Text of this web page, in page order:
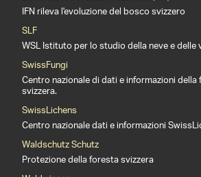
IFN rileva l'evoluzione del bosco svizzero
SLF
WSL Istituto per lo studio della neve e delle
SwissFungi
Centro nazionale di dati e informazioni
svizzera.
SwissLichens
Centro nazionale dati e informazioni
Waldschutz Schutz
Protezione della foresta svizzera